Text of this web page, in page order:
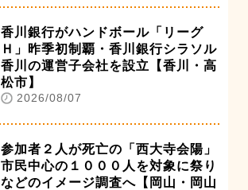
香川銀行がハンドボール「リーグ
Ｈ」昨季初制覇・香川銀行シラソル
香川の運営子会社を設立【香川・高
松市】
2026/08/07
参加者２人が死亡の「西大寺会陽」
市民中心の１０００人を対象に祭り
などのイメージ調査へ【岡山・岡山